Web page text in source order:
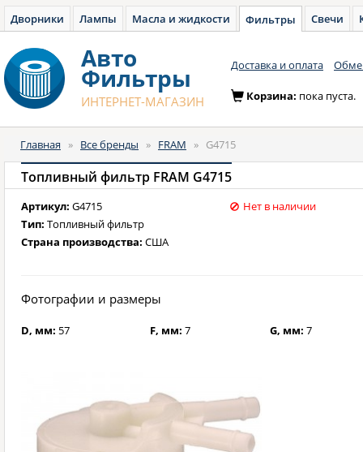
Дворники Лампы Масла и жидкости Фильтры Свечи
Авто
Фильтры
ИНТЕРНЕТ-МАГАЗИН
Доставка и оплата
Корзина: пока пуста.
Главная » Все бренды » FRAM » G4715
Топливный фильтр FRAM G4715
Артикул: G4715
Тип: Топливный фильтр
Страна производства: США
Нет в наличии
Фотографии и размеры
D, мм: 57 F, мм: 7 G, мм:7